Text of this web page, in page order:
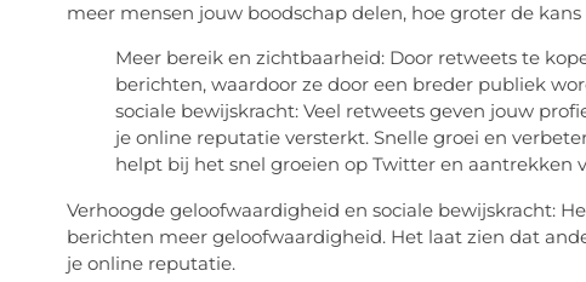
meer mensen jouw boodschap delen, hoe groter de
Meer bereik en zichtbaarheid: Door retweets te
berichten, waardoor ze door een breder publiek
sociale bewijskracht: Veel retweets geven jouw
je online reputatie versterkt. Snelle groei en
helpt bij het snel groeien op Twitter en aantrekken
Verhoogde geloofwaardigheid en sociale bewijskracht:
berichten meer geloofwaardigheid. Het laat zien dat
je online reputatie.